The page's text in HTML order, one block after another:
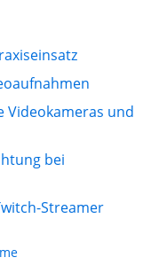
Videokameras und
bei
Streamer